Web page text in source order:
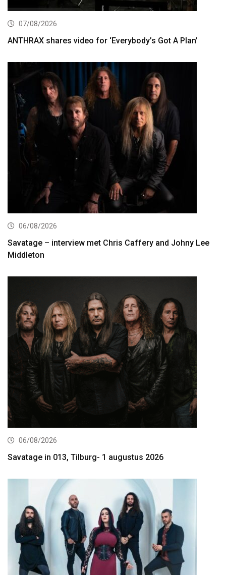
07/08/2026
ANTHRAX shares video for ‘Everybody’s Got A Plan’
06/08/2026
Savatage – interview met Chris Caffery and Johny Lee
Middleton
06/08/2026
Savatage in 013, Tilburg- 1 augustus 2026